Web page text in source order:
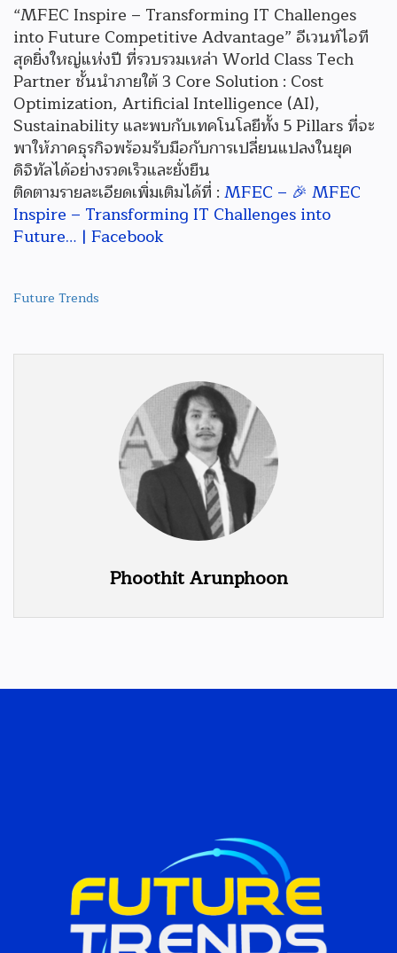
“MFEC Inspire – Transforming IT Challenges
into Future Competitive Advantage” อีเวนท์ไอที
สุดยิ่งใหญ่แห่งปี ที่รวบรวมเหล่า World Class Tech
Partner ชั้นนำภายใต้ 3 Core Solution : Cost
Optimization, Artificial Intelligence (AI),
Sustainability และพบกับเทคโนโลยีทั้ง 5 Pillars ที่จะ
พาให้ภาคธุรกิจพร้อมรับมือกับการเปลี่ยนแปลงในยุค
ดิจิทัลได้อย่างรวดเร็วและยั่งยืน
ติดตามรายละเอียดเพิ่มเติมได้ที่ : MFEC – 🎉 MFEC
Inspire – Transforming IT Challenges into
Future… | Facebook
Future Trends
Phoothit Arunphoon